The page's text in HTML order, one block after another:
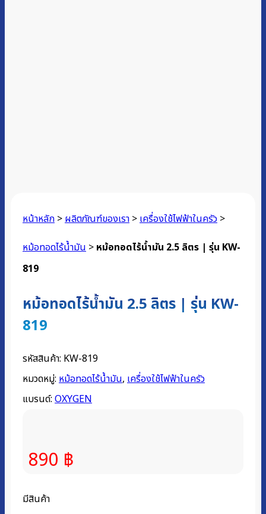
หน้าหลัก >ผลิตภัณฑ์ของเรา >เครื่องใช้ไฟฟ้าในครัว >
หม้อทอดไร้น้ำมัน > หม้อทอดไร้น้ำมัน 2.5 ลิตร | รุ่น KW-
819
หม้อทอดไร้น้ำมัน 2.5 ลิตร | รุ่น KW-
819
รหัสสินค้า: KW-819
หมวดหมู่: หม้อทอดไร้น้ำมัน, เครื่องใช้ไฟฟ้าในครัว
แบรนด์: OXYGEN
890 ฿
มีสินค้า